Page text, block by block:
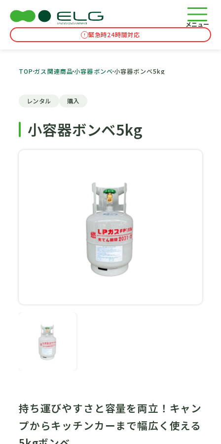
メニュー
緊急時24時間対応
TOPガス関連商品小容器ボンベ小容器ボンベ5kg
レンタル 購入
小容器ボンベ5kg
持ち運びやすさと容量を両立！キャン
プからキッチンカーまで幅広く使える